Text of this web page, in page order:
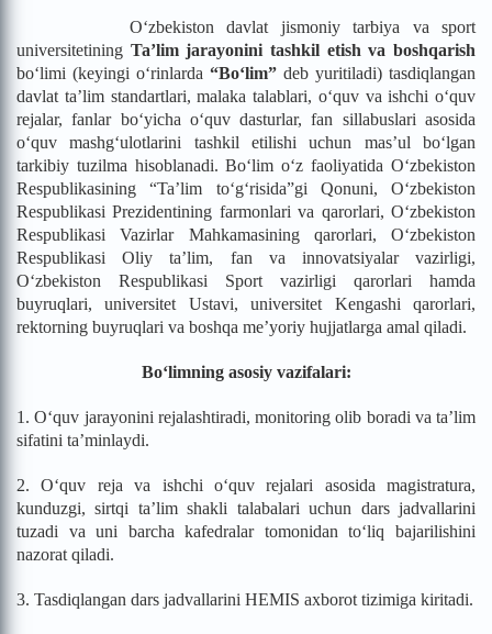
O‘zbekiston davlat jismoniy tarbiya va sport
universitetining Ta’lim jarayonini tashkil etish va boshqarish
bo‘limi (keyingi o‘rinlarda “Bo‘lim” deb yuritiladi) tasdiqlangan
davlat ta’lim standartlari, malaka talablari, o‘quv va ishchi o‘quv
rejalar, fanlar bo‘yicha o‘quv dasturlar, fan sillabuslari asosida
o‘quv mashg‘ulotlarini tashkil etilishi uchun mas’ul bo‘lgan
tarkibiy tuzilma hisoblanadi. Bo‘lim o‘z faoliyatida O‘zbekiston
Respublikasining “Ta’lim to‘g‘risida”gi Qonuni, O‘zbekiston
Respublikasi Prezidentining farmonlari va qarorlari, O‘zbekiston
Respublikasi Vazirlar Mahkamasining qarorlari, O‘zbekiston
Respublikasi Oliy ta’lim, fan va innovatsiyalar vazirligi,
O‘zbekiston Respublikasi Sport vazirligi qarorlari hamda
buyruqlari, universitet Ustavi, universitet Kengashi qarorlari,
rektorning buyruqlari va boshqa me’yoriy hujjatlarga amal qiladi.
Bo‘limning asosiy vazifalari:
1. O‘quv jarayonini rejalashtiradi, monitoring olib boradi va ta’lim
sifatini ta’minlaydi.
2. O‘quv reja va ishchi o‘quv rejalari asosida magistratura,
kunduzgi, sirtqi ta’lim shakli talabalari uchun dars jadvallarini
tuzadi va uni barcha kafedralar tomonidan to‘liq bajarilishini
nazorat qiladi.
3. Tasdiqlangan dars jadvallarini HEMIS axborot tizimiga kiritadi.